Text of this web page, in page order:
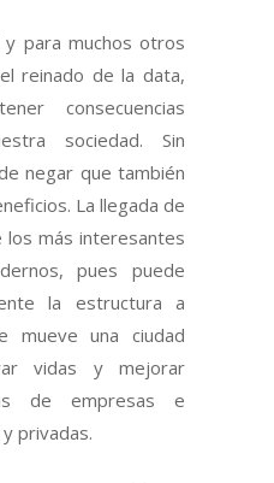
y para muchos otros
reinado de la data,
consecuencias
sociedad. Sin
negar que también
La llegada de
los más interesantes
pues puede
la estructura a
una ciudad
vidas y mejorar
de empresas e
privadas.